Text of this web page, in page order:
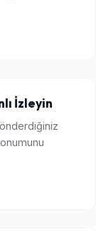
İzleyin